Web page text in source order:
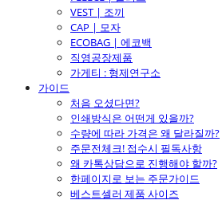
VEST | 조끼
CAP | 모자
ECOBAG | 에코백
직영공장제품
가게티 : 형제연구소
가이드
처음 오셨다면?
인쇄방식은 어떤게 있을까?
수량에 따라 가격은 왜 달라질까?
주문전체크! 접수시 필독사항
왜 카톡상담으로 진행해야 할까?
한페이지로 보는 주문가이드
베스트셀러 제품 사이즈